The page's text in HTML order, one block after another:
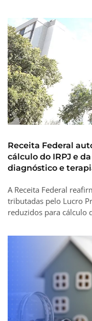
Receita Federal
cálculo do IRPJ e
diagnóstico e
A Receita Federal
tributadas pelo Lucro
reduzidos para cálculo